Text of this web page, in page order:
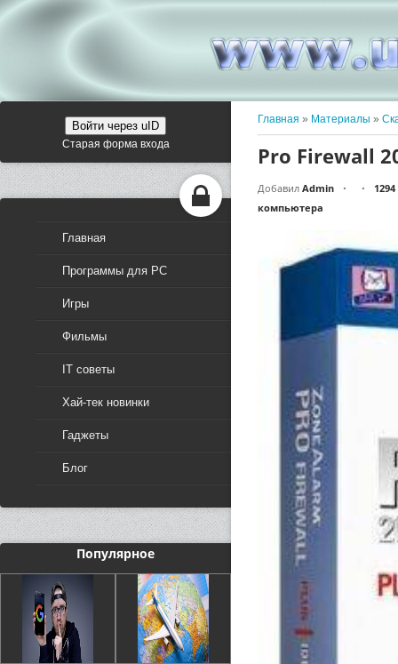
Войти через uID
Старая форма входа
Главная
Программы для PC
Игры
Фильмы
IT советы
Хай-тек новинки
Гаджеты
Блог
Популярное
Главная » Материалы »
Pro Firewall
Добавил Admin • •
компьютера